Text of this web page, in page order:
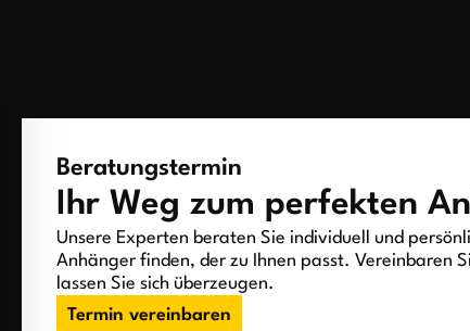
Beratungstermin
Ihr Weg zum perfekten
Unsere Experten beraten Sie individuell und
Anhänger finden, der zu Ihnen passt. Vereinbaren
lassen Sie sich überzeugen.
Termin vereinbaren